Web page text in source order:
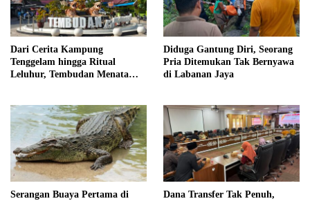
Dari Cerita Kampung
Tenggelam hingga Ritual
Leluhur, Tembudan Menata
Diduga Gantung Diri, Seorang
Pria Ditemukan Tak Bernyawa
di Labanan Jaya
Serangan Buaya Pertama di
Dana Transfer Tak Penuh,